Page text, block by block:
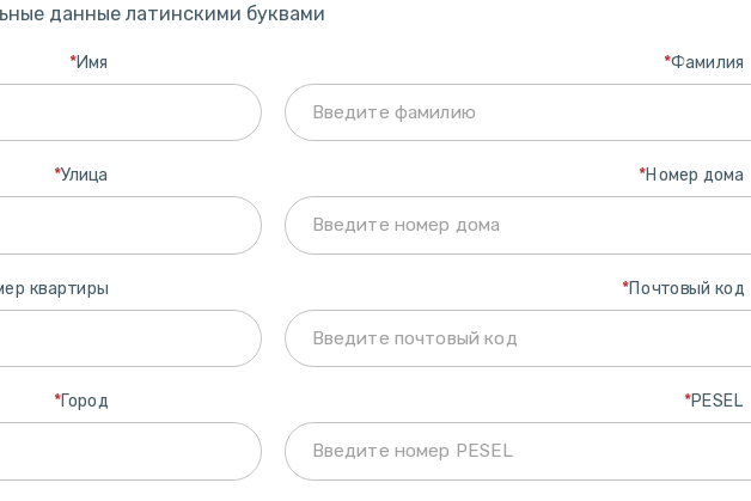
данные латинскими буквами
Имя
* Фамилия
*
Улица
* Номер дома
*
квартиры Почтовый код
*
Город
* PESEL
*